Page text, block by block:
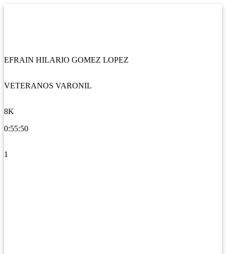
EFRAIN HILARIO GOMEZ LOPEZ
VETERANOS VARONIL
8K
0:55:50
1